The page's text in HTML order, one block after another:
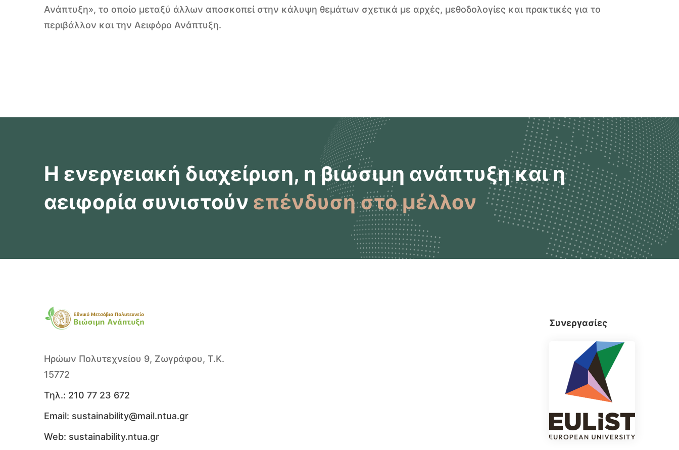
Ανάπτυξη», το οποίο μεταξύ άλλων αποσκοπεί στην κάλυψη θεμάτων σχετικά με αρχές, μεθοδολογίες και πρακτικές για το
περιβάλλον και την Αειφόρο Ανάπτυξη.
Η ενεργειακή διαχείριση, η βιώσιμη ανάπτυξη και η
αειφορία συνιστούν επένδυση στο μέλλον
Ηρώων Πολυτεχνείου 9, Ζωγράφου, Τ.Κ.
15772
Τηλ.: 210 77 23 672
Email: sustainability@mail.ntua.gr
Web: sustainability.ntua.gr
Συνεργασίες